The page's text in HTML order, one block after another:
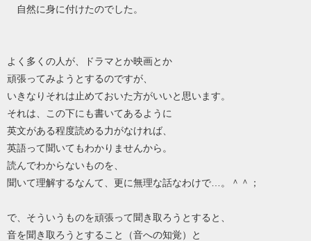
自然に身に付けたのでした。
よく多くの人が、ドラマとか映画とか
頑張ってみようとするのですが、
いきなりそれは止めておいた方がいいと思います。
それは、この下にも書いてあるように
英文がある程度読める力がなければ、
英語って聞いてもわかりませんから。
読んでわからないものを、
聞いて理解するなんて、更に無理な話なわけで…。＾＾；
で、そういうものを頑張って聞き取ろうとすると、
音を聞き取ろうとすること（音への知覚）と